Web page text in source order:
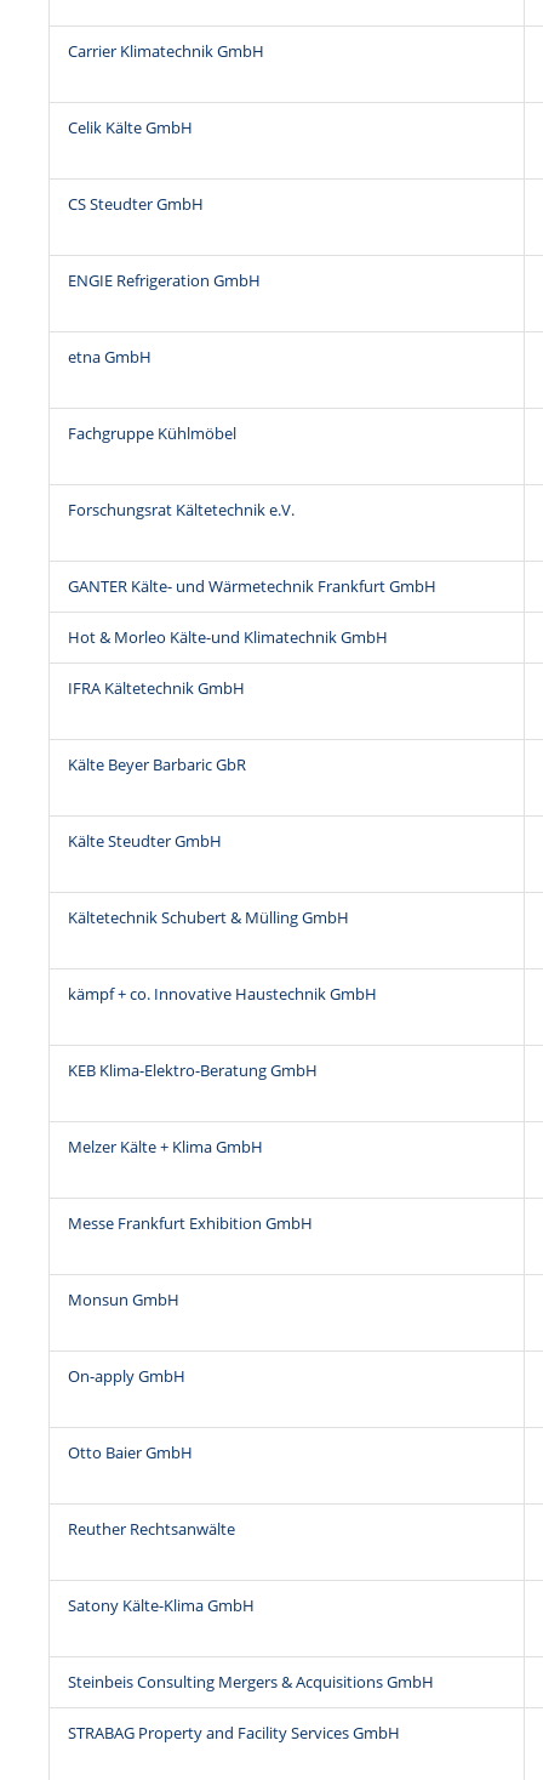
Carrier Klimatechnik GmbH
Celik Kälte GmbH
CS Steudter GmbH
ENGIE Refrigeration GmbH
etna GmbH
Fachgruppe Kühlmöbel
Forschungsrat Kältetechnik e.V.
GANTER Kälte- und Wärmetechnik Frankfurt GmbH
Hot & Morleo Kälte-und Klimatechnik GmbH
IFRA Kältetechnik GmbH
Kälte Beyer Barbaric GbR
Kälte Steudter GmbH
Kältetechnik Schubert & Mülling GmbH
kämpf + co. Innovative Haustechnik GmbH
KEB Klima-Elektro-Beratung GmbH
Melzer Kälte + Klima GmbH
Messe Frankfurt Exhibition GmbH
Monsun GmbH
On-apply GmbH
Otto Baier GmbH
Reuther Rechtsanwälte
Satony Kälte-Klima GmbH
Steinbeis Consulting Mergers & Acquisitions GmbH
STRABAG Property and Facility Services GmbH